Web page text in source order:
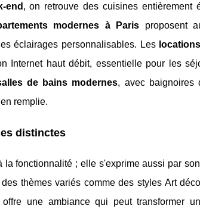
end , on retrouve des cuisines entièrement
modernes à Paris proposent
éclairages personnalisables. Les
Internet haut débit, essentielle pour les
de bains modernes, avec baignoires
remplie.
distinctes
fonctionnalité ; elle s'exprime aussi par
thèmes variés comme des styles Art
une ambiance qui peut transformer